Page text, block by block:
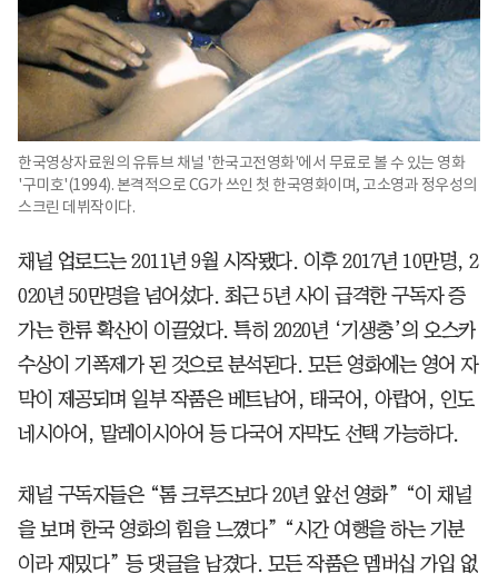
한국영상자료원의 유튜브 채널 '한국고전영화'에서 무료로 볼 수 있는 영화
'구미호'(1994). 본격적으로 CG가 쓰인 첫 한국영화이며, 고소영과 정우성의
스크린 데뷔작이다.
채널 업로드는 2011년 9월 시작됐다. 이후 2017년 10만명, 2
020년 50만명을 넘어섰다. 최근 5년 사이 급격한 구독자 증
가는 한류 확산이 이끌었다. 특히 2020년 ‘기생충’의 오스카
수상이 기폭제가 된 것으로 분석된다. 모든 영화에는 영어 자
막이 제공되며 일부 작품은 베트남어, 태국어, 아랍어, 인도
네시아어, 말레이시아어 등 다국어 자막도 선택 가능하다.
채널 구독자들은 “톰 크루즈보다 20년 앞선 영화” “이 채널
을 보며 한국 영화의 힘을 느꼈다” “시간 여행을 하는 기분
이라 재밌다” 등 댓글을 남겼다. 모든 작품은 멤버십 가입 없